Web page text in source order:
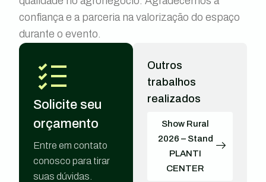
confiança e a parceria na valorização do espaço
durante o evento.
Solicite seu
orçamento
Entre em contato
conosco para tirar
suas dúvidas.
Outros
trabalhos
realizados
Show Rural
2026 – Stand
PLANTI
CENTER